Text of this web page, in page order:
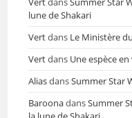
lune de Shakari
Vertdans Le Ministère
Vertdans Une espèce
AliasdansSummer Star
BaroonadansSummer